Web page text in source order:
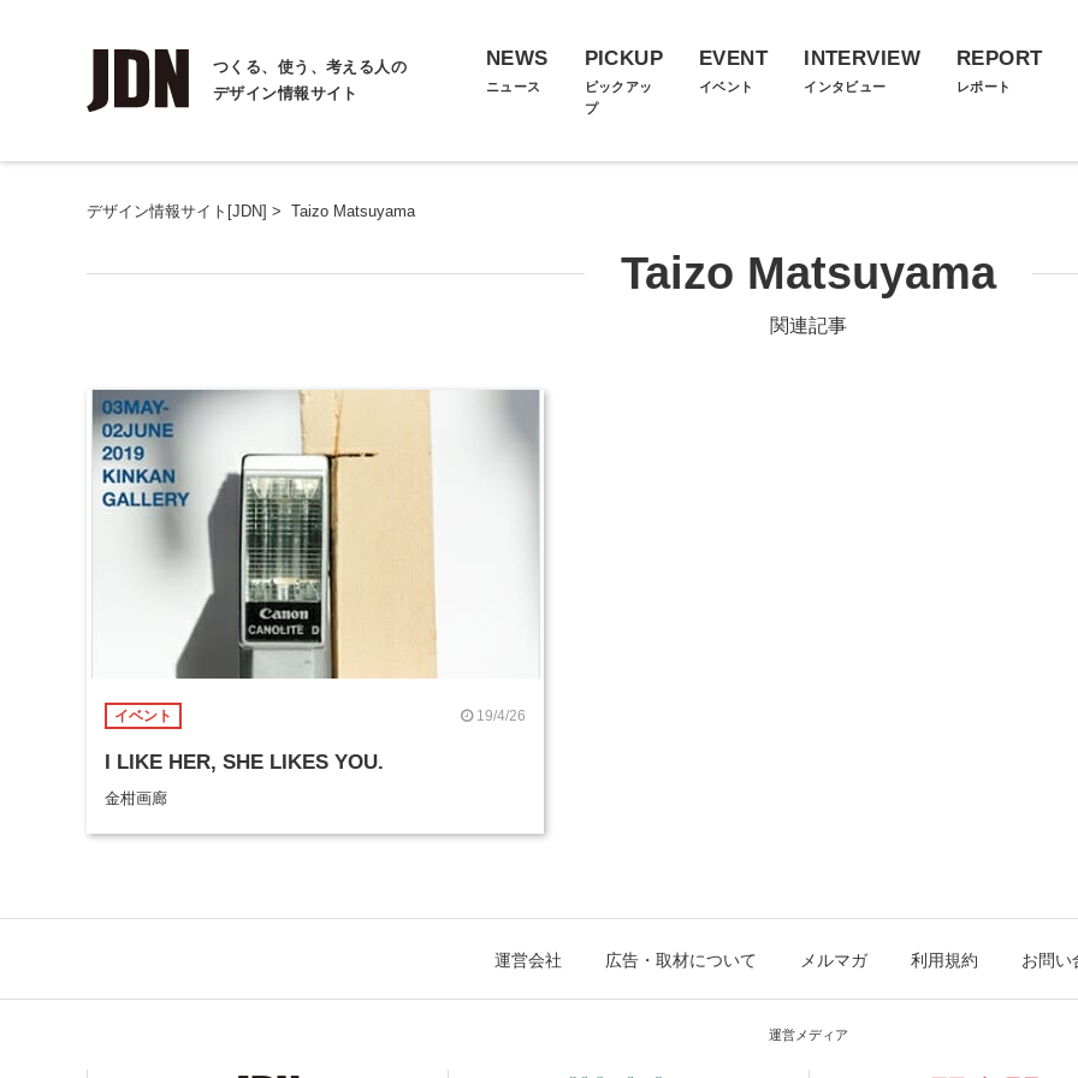
つくる、使う、考える人の
デザイン情報サイト
NEWS
ニュース
PICKUP
ピックアッ
プ
EVENT
イベント
INTERVIEW
インタビュー
REPORT
レポート
デザイン情報サイト[JDN] > Taizo Matsuyama
Taizo Matsuyama
関連記事
イベント 19/4/26
I LIKE HER, SHE LIKES YOU.
金柑画廊
運営会社 広告・取材について メルマガ 利用規約 お問い
運営メディア